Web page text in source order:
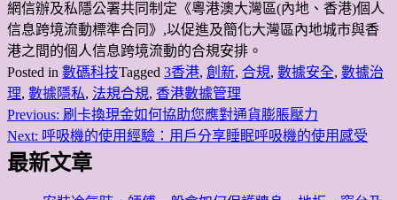
網信辦及私隱公署共同制定《粵港澳大灣區(內地、香港)個人
信息跨境流動標準合同》,以促進及簡化大灣區內地城市與香
港之間的個人信息跨境流動的合規安排。
Posted in 數碼科技Tagged 3香港, 創新, 合規, 數據安全, 數據治
理, 數據隱私, 法規合規, 香港數據管理
文
章
Previous: 刷卡換現金如何協助您應對通貨膨脹壓力
Next: 呼吸機的使用經驗：用戶分享睡眠呼吸機的使用感受
最新文章